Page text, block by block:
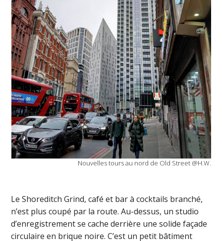
Nouvelles tours au nord de Old Street @H.W.
Le Shoreditch Grind, café et bar à cocktails branché,
n’est plus coupé par la route. Au-dessus, un studio
d’enregistrement se cache derrière une solide façade
circulaire en brique noire. C’est un petit bâtiment